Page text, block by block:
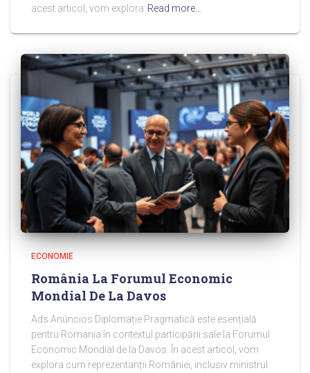
acest articol, vom explora Read more…
ECONOMIE
România La Forumul Economic
Mondial De La Davos
Ads Anúncios Diplomație Pragmatică este esențială
pentru Romania în contextul participării sale la Forumul
Economic Mondial de la Davos. În acest articol, vom
explora cum reprezentanții României, inclusiv ministrul